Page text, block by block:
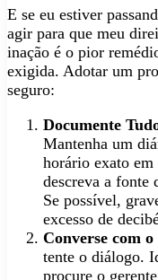
E se eu estiver
agir para que meu
inação é o pior
exigida. Adotar um
seguro:
Documente
Mantenha um
horário exato
descreva a fonte
Se possível,
excesso de
Converse com o
tente o diálogo.
procure o